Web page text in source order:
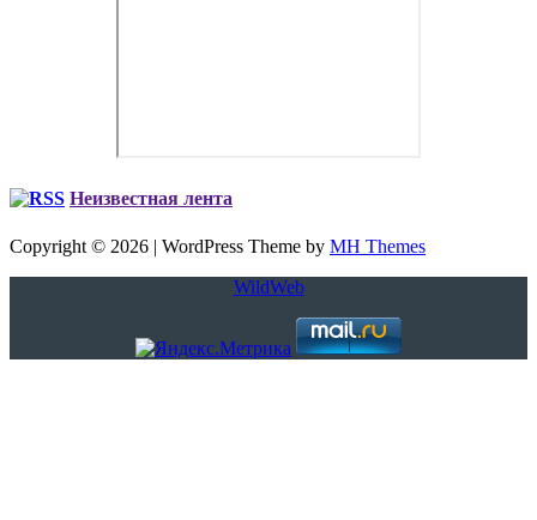
Неизвестная лента
Copyright © 2026 | WordPress Theme by MH Themes
WildWeb